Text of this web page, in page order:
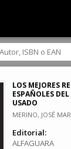
LOS MEJORES
ESPAÑOLES
USADO
MERINO, JOSÉ
Editorial:
ALFAGUARA